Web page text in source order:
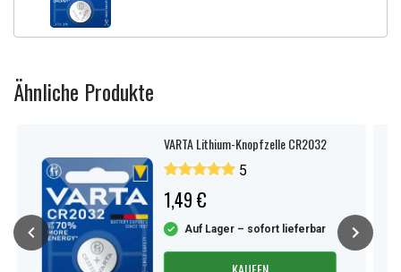
Ähnliche Produkte
VARTA Lithium-Knopfzelle CR2032
5
1,49 €
Auf Lager – sofort lieferbar